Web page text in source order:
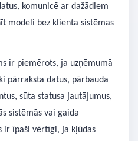
komunicē ar dažādiem
modeli bez klienta sistēmas
ir piemērots, ja uzņēmumā
pārraksta datus, pārbauda
sūta statusa jautājumus,
sistēmās vai gaida
ir īpaši vērtīgi, ja kļūdas